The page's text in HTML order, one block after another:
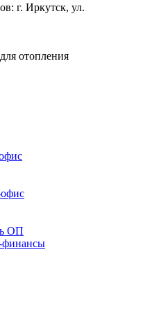
г. Иркутск, ул.
отопления
ОП
финансы